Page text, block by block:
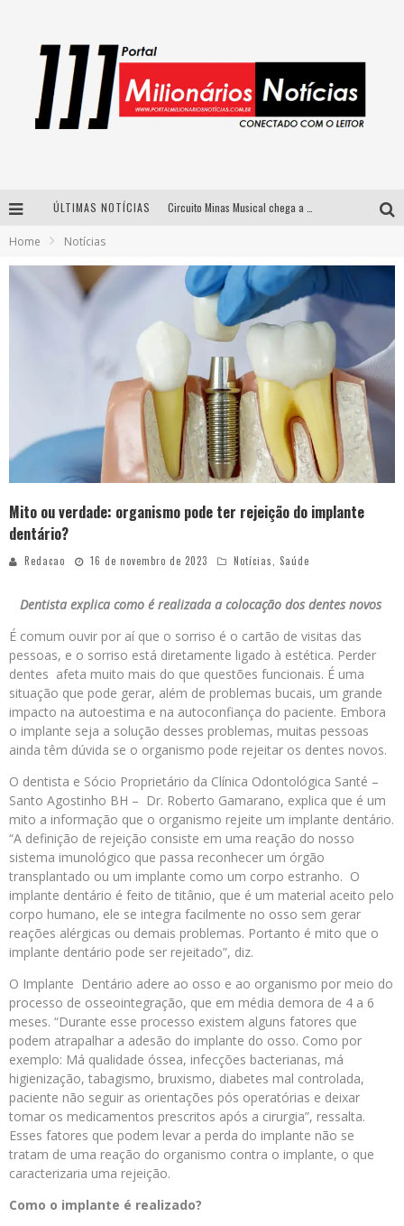
ÚLTIMAS NOTÍCIAS
Home Notícias
Mito ou verdade: organismo pode ter rejeição do implante
dentário?
Redacao 16 de novembro de 2023 Notícias Saúde
Dentista explica como é realizada a colocação dos dentes novos
É comum ouvir por aí que o sorriso é o cartão de visitas das
pessoas, e o sorriso está diretamente ligado à estética. Perder
dentes afeta muito mais do que questões funcionais. É uma
situação que pode gerar, além de problemas bucais, um grande
impacto na autoestima e na autoconfiança do paciente. Embora
o implante seja a solução desses problemas, muitas pessoas
ainda têm dúvida se o organismo pode rejeitar os dentes novos.
O dentista e Sócio Proprietário da Clínica Odontológica Santé –
Santo Agostinho BH – Dr. Roberto Gamarano, explica que é um
mito a informação que o organismo rejeite um implante dentário.
“A definição de rejeição consiste em uma reação do nosso
sistema imunológico que passa reconhecer um órgão
transplantado ou um implante como um corpo estranho. O
implante dentário é feito de titânio, que é um material aceito pelo
corpo humano, ele se integra facilmente no osso sem gerar
reações alérgicas ou demais problemas. Portanto é mito que o
implante dentário pode ser rejeitado”, diz.
O Implante Dentário adere ao osso e ao organismo por meio do
processo de osseointegração, que em média demora de 4 a 6
meses. “Durante esse processo existem alguns fatores que
podem atrapalhar a adesão do implante do osso. Como por
exemplo: Má qualidade óssea, infecções bacterianas, má
higienização, tabagismo, bruxismo, diabetes mal controlada,
paciente não seguir as orientações pós operatórias e deixar
tomar os medicamentos prescritos após a cirurgia”, ressalta.
Esses fatores que podem levar a perda do implante não se
tratam de uma reação do organismo contra o implante, o que
caracterizaria uma rejeição.
Como o implante é realizado?